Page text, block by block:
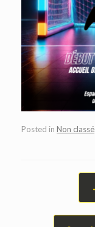
Posted in Non classé